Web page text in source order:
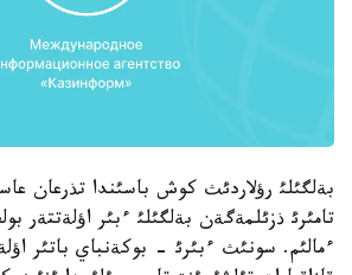
بةلگئلئ رؤلاردئث كوش باسئندا تذرعان
تامئرئ ذزئلمةگةن بةلگئلئ ءبئر اؤلةتتةر
ءمالئم. سونئث ءبئرئ - بوكةنباي باتئر